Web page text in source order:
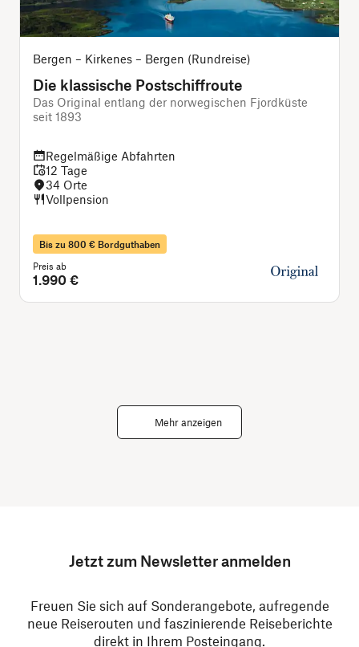
Bergen – Kirkenes – Bergen (Rundreise)
Die klassische Postschiffroute
Das Original entlang der norwegischen Fjordküste
seit 1893
Regelmäßige Abfahrten
12 Tage
34 Orte
Vollpension
Bis zu 800 € Bordguthaben
Preis ab
1.990 €
Mehr anzeigen
Jetzt zum Newsletter anmelden
Freuen Sie sich auf Sonderangebote, aufregende
neue Reiserouten und faszinierende Reiseberichte
direkt in Ihrem Posteingang.